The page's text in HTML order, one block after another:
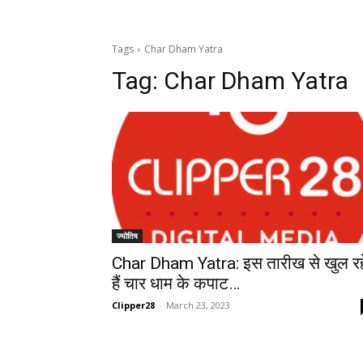
Tags Char Dham Yatra
Tag: Char Dham Yatra
ज्योतिष
Char Dham Yatra: इस तारीख से खुल
हैं चार धाम के कपाट…
Clipper28 - March 23, 2023